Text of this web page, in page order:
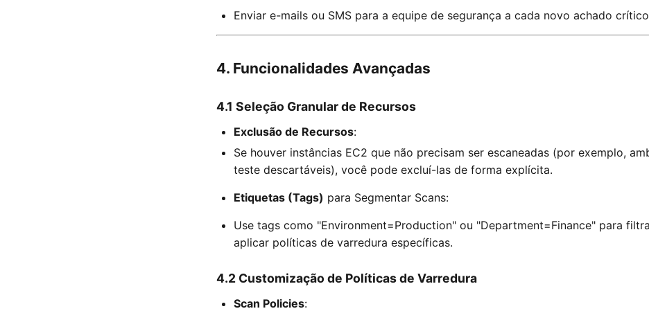
Enviar e-mails ou SMS para a equipe de segurança a cada novo achado
4. Funcionalidades Avançadas
4.1 Seleção Granular de Recursos
Exclusão de Recursos:
Se houver instâncias EC2 que não precisam ser escaneadas (por exemplo,
teste descartáveis), você pode excluí-las de forma explícita.
Etiquetas (Tags) para Segmentar Scans:
Use tags como "Environment=Production" ou "Department=Finance" para
aplicar políticas de varredura específicas.
4.2 Customização de Políticas de Varredura
Scan Policies: